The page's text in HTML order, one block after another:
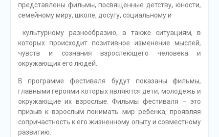
представлены фильмы, посвященные детству, юности,
семейному миру, школе, досугу, социальному и
культурному разнообразию, а также ситуациям, в
которых происходит позитивное изменение мыслей,
чувств и сознания взрослеющего человека и
окружающих его людей.
В программе фестиваля будут показаны фильмы,
главными героями которых являются дети, молодежь и
окружающие их взрослые. Фильмы фестиваля – это
призыв к взрослым понимать мир ребенка, проявляя
сопричастность к его жизненному опыту и совместному
развитию.